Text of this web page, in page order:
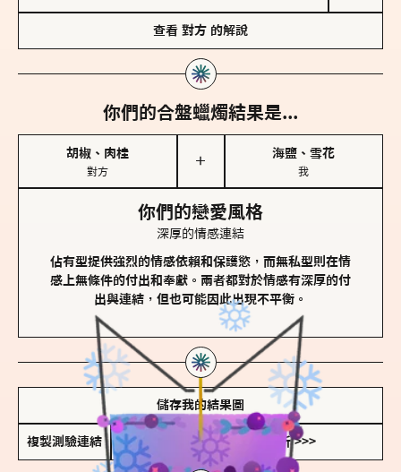
查看 對方 的解說
你們的合盤蠟燭結果是...
胡椒、肉桂
對方
＋
海鹽、雪花
我
你們的戀愛風格
深厚的情感連結
佔有型提供強烈的情感依賴和保護慾，而無私型則在情
感上無條件的付出和奉獻。兩者都對於情感有深厚的付
出與連結，但也可能因此出現不平衡。
儲存我的結果圖
複製測驗連結 查看香氛類型全解析 >>>